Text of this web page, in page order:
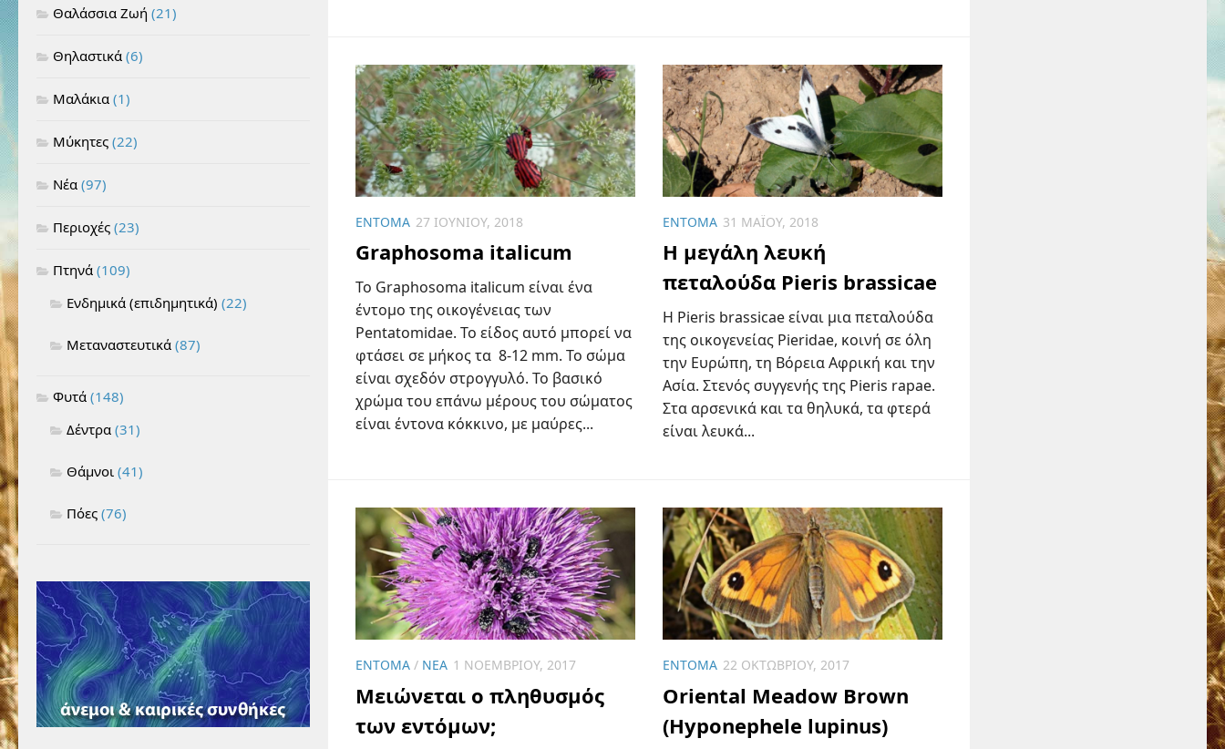
ΈΝΤΟΜΑ 27 ΙΟΥΝΊΟΥ, 2018
Graphosoma italicum
To Graphosoma italicum είναι ένα
έντομο της οικογένειας των
Pentatomidae. Το είδος αυτό μπορεί να
φτάσει σε μήκος τα 8-12 mm. Το σώμα
είναι σχεδόν στρογγυλό. Το βασικό
χρώμα του επάνω μέρους του σώματος
είναι έντονα κόκκινο, με μαύρες...
ΈΝΤΟΜΑ 31 ΜΑΪ́ΟΥ, 2018
Η μεγάλη λευκή
πεταλούδα Pieris brassicae
Η Pieris brassicae είναι μια πεταλούδα
της οικογενείας Pieridae, κοινή σε όλη
την Ευρώπη, τη Βόρεια Αφρική και την
Ασία. Στενός συγγενής της Pieris rapae.
Στα αρσενικά και τα θηλυκά, τα φτερά
είναι λευκά...
ΈΝΤΟΜΑ / ΝΈΑ 1 ΝΟΕΜΒΡΊΟΥ, 2017
Μειώνεται ο πληθυσμός
των εντόμων;
ΈΝΤΟΜΑ 22 ΟΚΤΩΒΡΊΟΥ, 2017
Oriental Meadow Brown
(Hyponephele lupinus)
Θαλάσσια Ζωή (21)
Θηλαστικά (6)
Μαλάκια (1)
Μύκητες (22)
Νέα (97)
Περιοχές (23)
Πτηνά (109)
Ενδημικά (επιδημητικά) (22)
Μεταναστευτικά (87)
Φυτά (148)
Δέντρα (31)
Θάμνοι (41)
Πόες (76)